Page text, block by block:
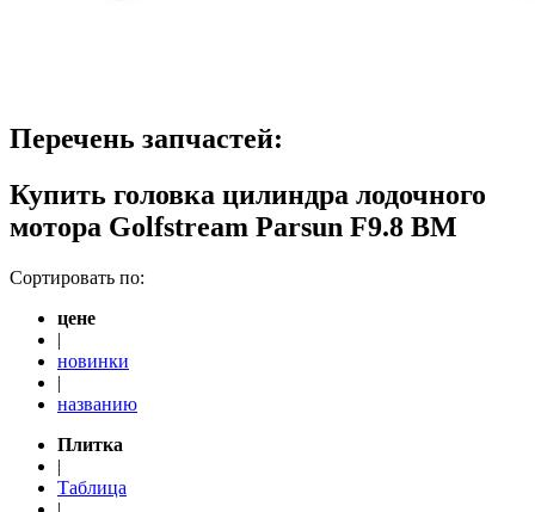
Перечень запчастей:
Купить головка цилиндра лодочного
мотора Golfstream Parsun F9.8 BM
Сортировать по:
цене
|
новинки
|
названию
Плитка
|
Таблица